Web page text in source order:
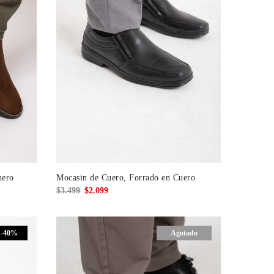
Mocasin de Cuero, Forrado en Cuero
$3.499 El
original
$3.499.
$2.099El
actual
-40% Agotado